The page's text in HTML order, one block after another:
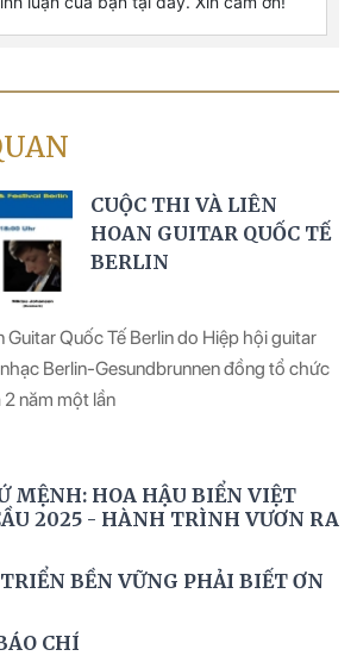
CUỘC THI VÀ LIÊN
HOAN GUITAR QUỐC TẾ
BERLIN
Guitar Quốc Tế Berlin do Hiệp hội guitar
Berlin-Gesundbrunnen đồng tổ chức
năm một lần
MỆNH: HOA HẬU BIỂN VIỆT
2025 - HÀNH TRÌNH VƯƠN RA
BỀN VỮNG PHẢI BIẾT ƠN
CHÍ